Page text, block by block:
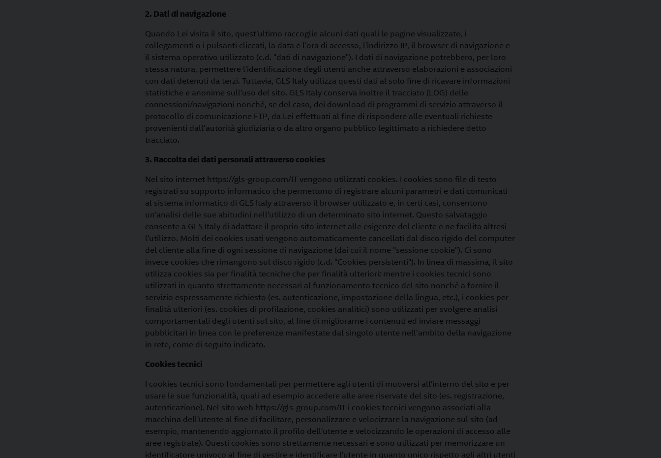
2. Dati di navigazione
Quando Lei visita il sito, quest’ultimo raccoglie alcuni dati quali le pagine visualizzate, i
collegamenti o i pulsanti cliccati, la data e l’ora di accesso, l’indirizzo IP, il browser di navigazione e
il sistema operativo utilizzato (c.d. "dati di navigazione"). I dati di navigazione potrebbero, per loro
stessa natura, permettere l’identificazione degli utenti anche attraverso elaborazioni e associazioni
con dati detenuti da terzi. Tuttavia, GLS Italy utilizza questi dati al solo fine di ricavare informazioni
statistiche e anonime sull’uso del sito. GLS Italy conserva inoltre il tracciato (LOG) delle
connessioni/navigazioni nonché, se del caso, dei download di programmi di servizio attraverso il
protocollo di comunicazione FTP, da Lei effettuati al fine di rispondere alle eventuali richieste
provenienti dall'autorità giudiziaria o da altro organo pubblico legittimato a richiedere detto
tracciato.
3. Raccolta dei dati personali attraverso cookies
Nel sito internet https://gls-group.com/IT vengono utilizzati cookies. I cookies sono file di testo
registrati su supporto informatico che permettono di registrare alcuni parametri e dati comunicati
al sistema informatico di GLS Italy attraverso il browser utilizzato e, in certi casi, consentono
un’analisi delle sue abitudini nell’utilizzo di un determinato sito internet. Questo salvataggio
consente a GLS Italy di adattare il proprio sito internet alle esigenze del cliente e ne facilita altresì
l’utilizzo. Molti dei cookies usati vengono automaticamente cancellati dal disco rigido del computer
del cliente alla fine di ogni sessione di navigazione (dai cui il nome "sessione cookie"). Ci sono
invece cookies che rimangono sul disco rigido (c.d. "Cookies persistenti"). In linea di massima, il sito
utilizza cookies sia per finalità tecniche che per finalità ulteriori: mentre i cookies tecnici sono
utilizzati in quanto strettamente necessari al funzionamento tecnico del sito nonché a fornire il
servizio espressamente richiesto (es. autenticazione, impostazione della lingua, etc.), i cookies per
finalità ulteriori (es. cookies di profilazione, cookies analitici) sono utilizzati per svolgere analisi
comportamentali degli utenti sul sito, al fine di migliorarne i contenuti ed inviare messaggi
pubblicitari in linea con le preferenze manifestate dal singolo utente nell'ambito della navigazione
in rete, come di seguito indicato.
Cookies tecnici
I cookies tecnici sono fondamentali per permettere agli utenti di muoversi all’interno del sito e per
usare le sue funzionalità, quali ad esempio accedere alle aree riservate del sito (es. registrazione,
autenticazione). Nel sito web https://gls-group.com/IT i cookies tecnici vengono associati alla
macchina dell’utente al fine di facilitare, personalizzare e velocizzare la navigazione sul sito (ad
esempio, mantenendo aggiornato il profilo dell’utente e velocizzando le operazioni di accesso alle
aree registrate). Questi cookies sono strettamente necessari e sono utilizzati per memorizzare un
identificatore univoco al fine di gestire e identificare l’utente in quanto unico rispetto agli altri utenti